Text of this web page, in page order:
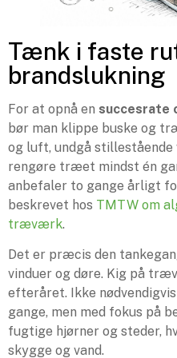
Tænk i faste
brandslukning
For at opnå en succesrate
bør man klippe buske og
og luft, undgå
rengøre træet mindst én
anbefaler to gange årligt
beskrevet hos TMTW om
træværk.
Det er præcis den
vinduer og døre. Kig på
efteråret. Ikke
gange, men med fokus på
fugtige hjørner og steder,
skygge og vand.